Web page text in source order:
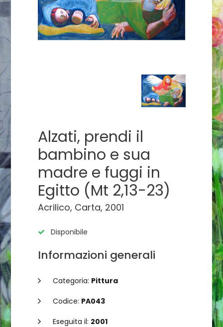
Alzati, prendi il
bambino e sua
madre e fuggi in
Egitto (Mt 2,13-23)
Acrilico, Carta, 2001
Disponibile
Informazioni generali
Categoria: Pittura
Codice: PA043
Eseguita il: 2001